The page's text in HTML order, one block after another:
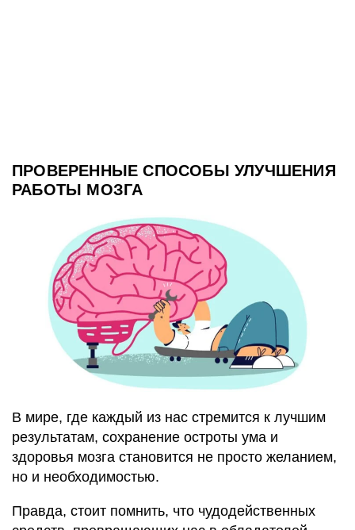
ПРОВЕРЕННЫЕ СПОСОБЫ УЛУЧШЕНИЯ
РАБОТЫ МОЗГА
В мире, где каждый из нас стремится к лучшим
результатам, сохранение остроты ума и
здоровья мозга становится не просто желанием,
но и необходимостью.
Правда, стоит помнить, что чудодейственных